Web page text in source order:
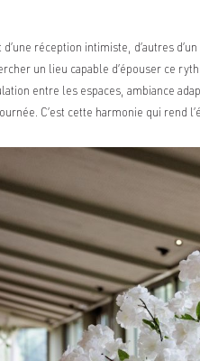
réception intimiste, d’autres
un lieu capable d’épouser ce
entre les espaces, ambiance
C’est cette harmonie qui rend